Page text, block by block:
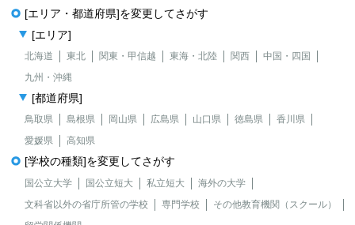
[エリア・都道府県]を変更してさがす
[エリア]
北海道 東北 関東・甲信越 東海・北陸 関西
中国・四国
九州・沖縄
[都道府県]
鳥取県 島根県 岡山県 広島県 山口県 徳島県
香川県
愛媛県
高知県
[学校の種類]を変更してさがす
国公立大学 国公立短大 私立短大
海外の大学
文科省以外の省庁所管の学校
専門学校
その他教育機関（スクール）